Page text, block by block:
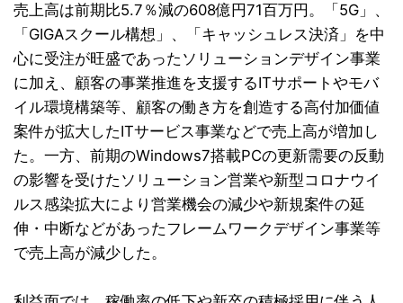
売上高は前期比5.7％減の608億円71百万円。「5G」、
「GIGAスクール構想」、「キャッシュレス決済」を中
心に受注が旺盛であったソリューションデザイン事業
に加え、顧客の事業推進を支援するITサポートやモバ
イル環境構築等、顧客の働き方を創造する高付加価値
案件が拡大したITサービス事業などで売上高が増加し
た。一方、前期のWindows7搭載PCの更新需要の反動
の影響を受けたソリューション営業や新型コロナウイ
ルス感染拡大により営業機会の減少や新規案件の延
伸・中断などがあったフレームワークデザイン事業等
で売上高が減少した。